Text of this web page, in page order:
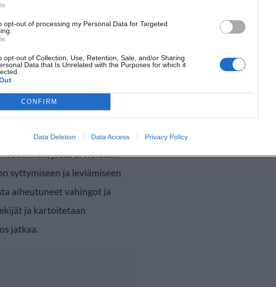
opt-out of processing my Personal Data for Targeted
opt-out of Collection, Use, Retention, Sale, and/or Sharing
Data that Is Unrelated with the Purposes for which it
CONFIRM
Data Deletion Data Access Privacy Policy
hälytettiin runsaasti
osallistui myös suuri
pitkien sammutustöiden
sammuttamiseen ja
jossa arvioidaan
syttymiseen ja leviämiseen
aiheutuneet vahingot ja
ja kartoitetaan
jatkaa.